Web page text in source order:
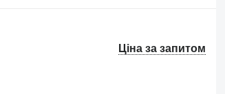
Ціна за запитом